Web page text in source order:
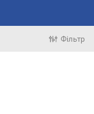
Фільтр